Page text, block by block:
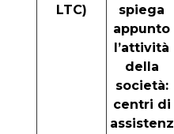
LTC)
spiega
appunto
l’attività
della
società:
centri di
assistenz